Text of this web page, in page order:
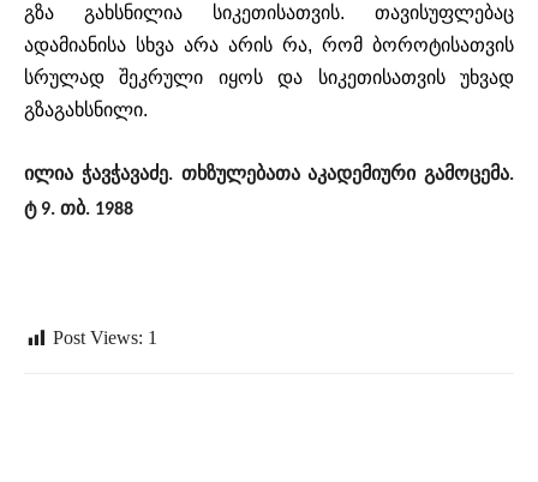
გზა გახსნილია სიკეთისათვის. თავისუფლებაც
ადამიანისა სხვა არა არის რა, რომ ბოროტისათვის
სრულად
შეკრული იყოს და სიკეთისათვის
უხვად
გზაგახსნილი.
ილია ჭავჭავაძე. თხზულებათა აკადემიური გამოცემა.
ტ9. თბ. 1988
Post Views: 1